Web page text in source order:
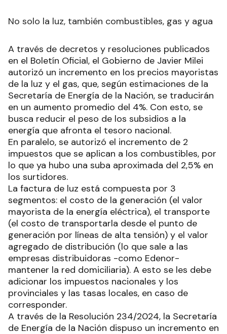
No solo la luz, también combustibles, gas y agua
A través de decretos y resoluciones publicados
en el Boletín Oficial, el Gobierno de Javier Milei
autorizó un incremento en los precios mayoristas
de la luz y el gas, que, según estimaciones de la
Secretaría de Energía de la Nación, se traducirán
en un aumento promedio del 4%. Con esto, se
busca reducir el peso de los subsidios a la
energía que afronta el tesoro nacional.
En paralelo, se autorizó el incremento de 2
impuestos que se aplican a los combustibles, por
lo que ya hubo una suba aproximada del 2,5% en
los surtidores.
La factura de luz está compuesta por 3
segmentos: el costo de la generación (el valor
mayorista de la energía eléctrica), el transporte
(el costo de transportarla desde el punto de
generación por líneas de alta tensión) y el valor
agregado de distribución (lo que sale a las
empresas distribuidoras -como Edenor-
mantener la red domiciliaria). A esto se les debe
adicionar los impuestos nacionales y los
provinciales y las tasas locales, en caso de
corresponder.
A través de la Resolución 234/2024, la Secretaría
de Energía de la Nación dispuso un incremento en